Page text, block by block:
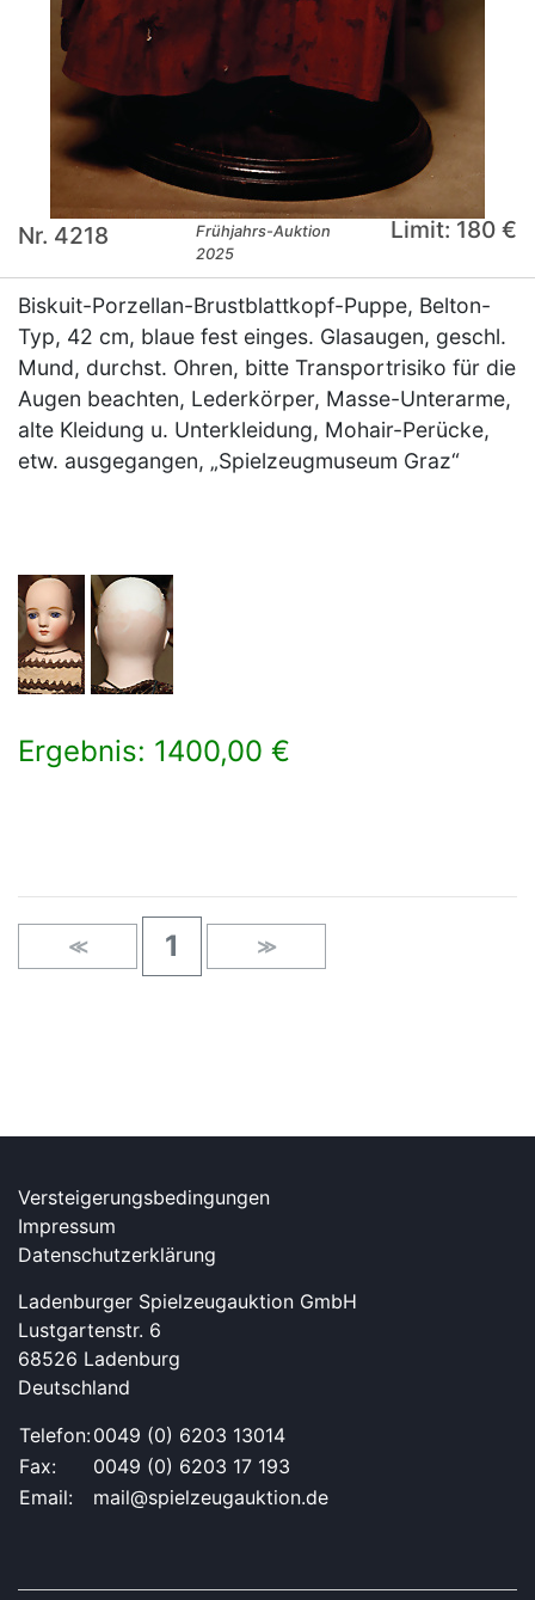
Nr. 4218
Frühjahrs-Auktion
2025
Limit: 180 €
Biskuit-Porzellan-Brustblattkopf-Puppe, Belton-
Typ, 42 cm, blaue fest einges. Glasaugen, geschl.
Mund, durchst. Ohren, bitte Transportrisiko für die
Augen beachten, Lederkörper, Masse-Unterarme,
alte Kleidung u. Unterkleidung, Mohair-Perücke,
etw. ausgegangen, „Spielzeugmuseum Graz“
Ergebnis: 1400,00 €
≪ 1 ≫
Versteigerungsbedingungen
Impressum
Datenschutzerklärung
Ladenburger Spielzeugauktion GmbH
Lustgartenstr. 6
68526 Ladenburg
Deutschland
Telefon:0049 (0) 6203 13014
Fax:
0049 (0) 6203 17 193
Email:
mail@spielzeugauktion.de